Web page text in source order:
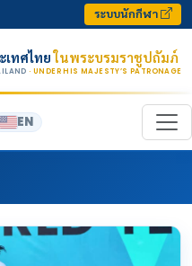
ระบบนักกีฬา
เทศไทยในพระบรมราชูปถัมภ์
· UNDER HIS MAJESTY’S PATRONAGE
EN